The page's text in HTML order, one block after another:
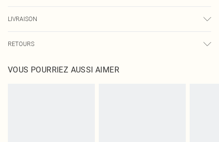
tissu utilisé, la couleur peut déteindre.
LIVRAISON
Livraison express France
Jusqu'à 2-3 jours ouvrables
RETOURS
pour nous retourner un article.
VOUS POURRIEZ AUSSI AIMER